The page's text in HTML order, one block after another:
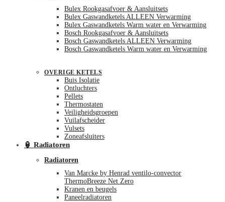
Bulex Rookgasafvoer & Aansluitsets
Bulex Gaswandketels ALLEEN Verwarming
Bulex Gaswandketels Warm water en Verwarming
Bosch Rookgasafvoer & Aansluitsets
Bosch Gaswandketels ALLEEN Verwarming
Bosch Gaswandketels Warm water en Verwarming
OVERIGE KETELS
Buis Isolatie
Ontluchters
Pellets
Thermostaten
Veiligheidsgroepen
Vuilafscheider
Vulsets
Zoneafsluiters
🏮 Radiatoren
Radiatoren
Van Marcke by Henrad ventilo-convector
ThermoBreeze Net Zero
Kranen en beugels
Paneelradiatoren